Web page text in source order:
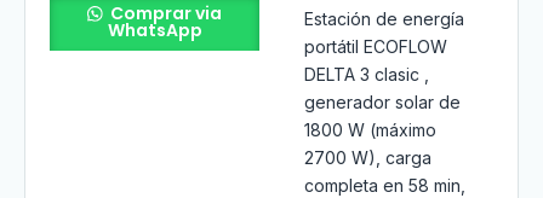
Comprar via
WhatsApp
Estación de energía
portátil ECOFLOW
DELTA 3 clasic ,
generador solar de
1800 W (máximo
2700 W), carga
completa en 58 min,